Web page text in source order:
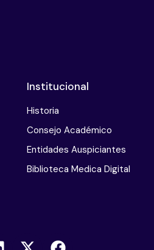
Institucional
Historia
Consejo Académico
Entidades Auspiciantes
Biblioteca Medica Digital